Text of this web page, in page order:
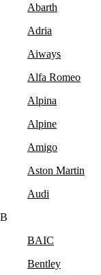
Abarth
Adria
Aiways
Alfa Romeo
Alpina
Alpine
Amigo
Aston Martin
Audi
B
BAIC
Bentley